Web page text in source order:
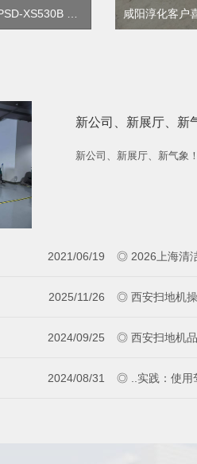
新公司、新展厅、新
新公司、新展厅、新气象
2021/06/19
2025/11/26
2024/09/25
2024/08/31